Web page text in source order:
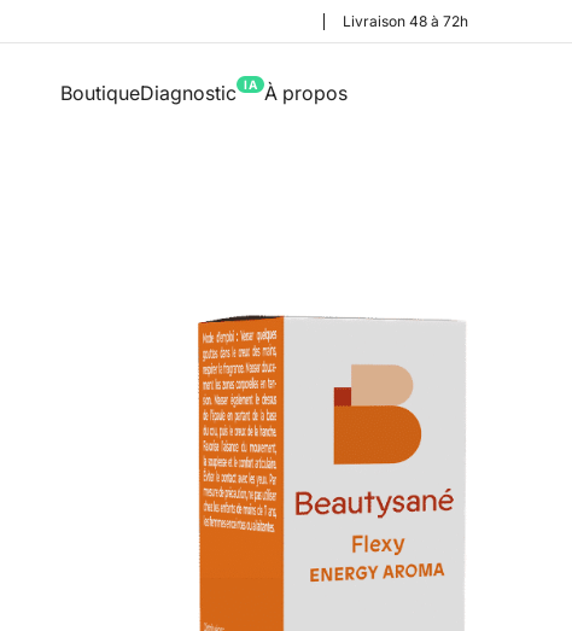
Livraison 48 à 72h
BoutiqueDiagnostic IA À propos